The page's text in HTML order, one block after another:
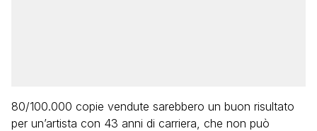
80/100.000 copie vendute sarebbero un buon risultato
per un’artista con 43 anni di carriera, che non può